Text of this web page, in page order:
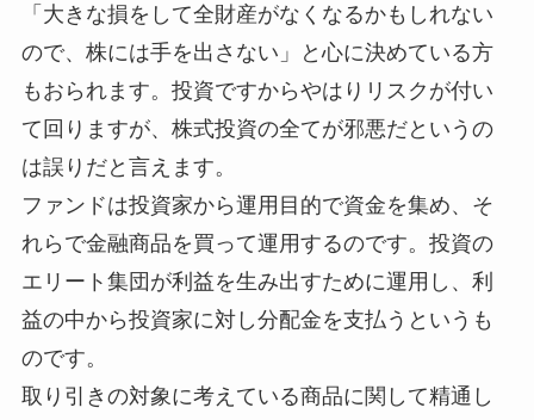
「大きな損をして全財産がなくなるかもしれない
ので、株には手を出さない」と心に決めている方
もおられます。投資ですからやはりリスクが付い
て回りますが、株式投資の全てが邪悪だというの
は誤りだと言えます。
ファンドは投資家から運用目的で資金を集め、そ
れらで金融商品を買って運用するのです。投資の
エリート集団が利益を生み出すために運用し、利
益の中から投資家に対し分配金を支払うというも
のです。
取り引きの対象に考えている商品に関して精通し